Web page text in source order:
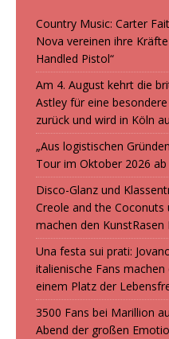
Country Music: Carter
Nova vereinen ihre
Handled Pistol“
Am 4. August kehrt die
Astley für eine
zurück und wird in Köln
„Aus logistischen
Tour im Oktober 2026 ab
Disco-Glanz und
Creole and the
machen den
Una festa sui prati:
italienische Fans
einem Platz der
3500 Fans bei Marillion
Abend der großen